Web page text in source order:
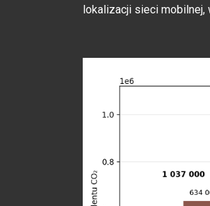
lokalizacji sieci mobilnej,